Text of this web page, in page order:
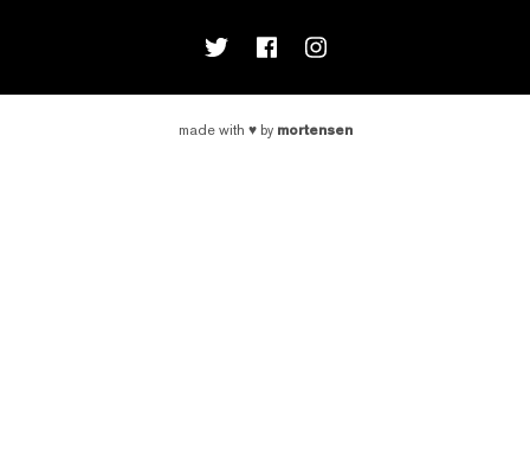
made with ♥by mortensen